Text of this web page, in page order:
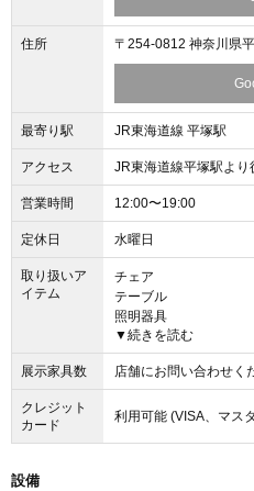
住所 〒254-0812 神奈川県
最寄り駅 JR東海道線 平塚駅
アクセス JR東海道線平塚駅より
営業時間 12:00〜19:00
定休日 水曜日
取り扱いア
イテム
チェア
テーブル
照明器具
時計
キッチン用品 テーブル
生活雑貨
▼続きを読む
展示家具数 店舗にお問い合わせく
クレジット
カード
利用可能 (VISA、マス
設備